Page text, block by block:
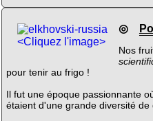
<Cliquez l'image>
◎
Nos
pour tenir au frigo !
Il fut une époque passionnante
étaient d'une grande diversité